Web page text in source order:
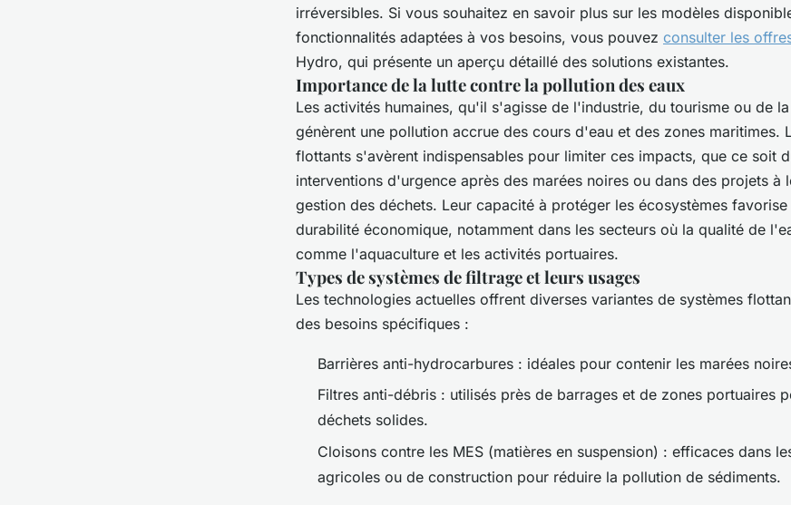
irréversibles. Si vous souhaitez en savoir plus sur les modèles
fonctionnalités adaptées à vos besoins, vous pouvez consulter les
Hydro, qui présente un aperçu détaillé des solutions existantes.
Importance de la lutte contre la pollution des eaux
Les activités humaines, qu'il s'agisse de l'industrie, du tourisme ou de
génèrent une pollution accrue des cours d'eau et des zones maritimes.
flottants s'avèrent indispensables pour limiter ces impacts, que ce soit
interventions d'urgence après des marées noires ou dans des projets à
gestion des déchets. Leur capacité à protéger les écosystèmes favorise
durabilité économique, notamment dans les secteurs où la qualité de
comme l'aquaculture et les activités portuaires.
Types de systèmes de filtrage et leurs usages
Les technologies actuelles offrent diverses variantes de systèmes
des besoins spécifiques :
Barrières anti-hydrocarbures : idéales pour contenir les marées
Filtres anti-débris : utilisés près de barrages et de zones portuaires
déchets solides.
Cloisons contre les MES (matières en suspension) : efficaces dans
agricoles ou de construction pour réduire la pollution de sédiments.